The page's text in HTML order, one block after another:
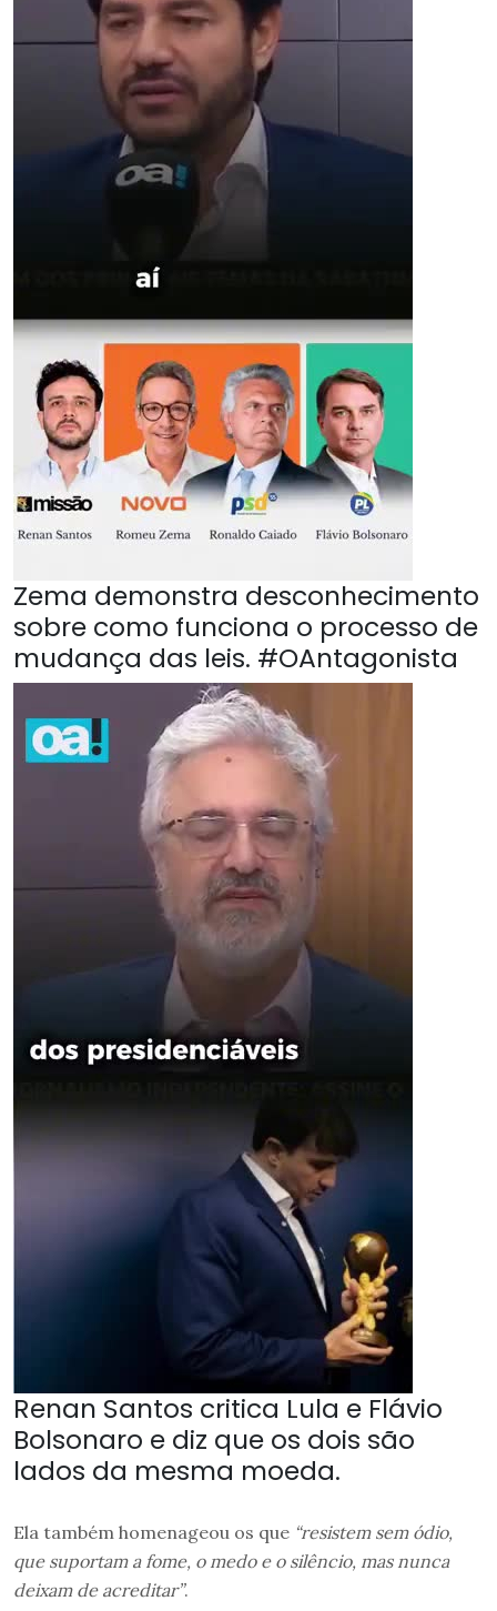
Zema demonstra desconhecimento
sobre como funciona o processo de
mudança das leis. #OAntagonista
Renan Santos critica Lula e Flávio
Bolsonaro e diz que os dois são
lados da mesma moeda.
Ela também homenageou os que “resistem sem ódio,
que suportam a fome, o medo e o silêncio, mas nunca
deixam de acreditar”.